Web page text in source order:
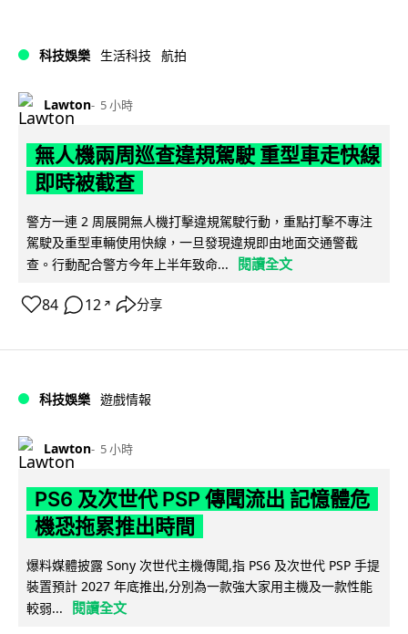
科技娛樂 生活科技 航拍
Lawton 5 小時
無人機兩周巡查違規駕駛 重型車走快線
即時被截查
警方一連 2 周展開無人機打擊違規駕駛行動，重點打擊不專注
駕駛及重型車輛使用快線，一旦發現違規即由地面交通警截
查。行動配合警方今年上半年致命...
閱讀全文
84 12 ↗ 分享
科技娛樂 遊戲情報
Lawton 5 小時
PS6 及次世代 PSP 傳聞流出 記憶體危
機恐拖累推出時間
爆料媒體披露 Sony 次世代主機傳聞,指 PS6 及次世代 PSP 手提
裝置預計 2027 年底推出,分別為一款強大家用主機及一款性能
較弱...
閱讀全文